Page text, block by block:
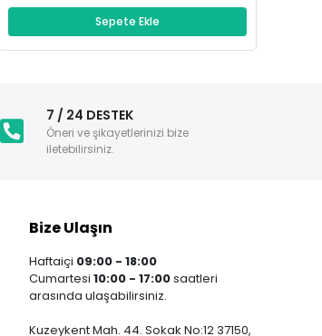
Sepete Ekle
7 / 24 DESTEK
Öneri ve şikayetlerinizi bize
iletebilirsiniz.
Bize Ulaşın
Haftaiçi 09:00 - 18:00
Cumartesi 10:00 - 17:00saatleri
arasında ulaşabilirsiniz.
Kuzeykent Mah. 44. Sokak No:12 37150,